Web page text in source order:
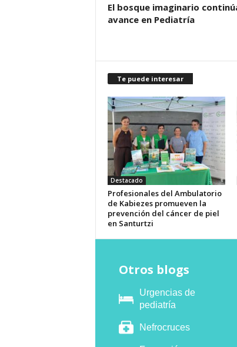
El bosque imaginario continúa su
avance en Pediatría
Te puede interesar
Destacado
Profesionales del Ambulatorio
de Kabiezes promueven la
prevención del cáncer de piel
en Santurtzi
Otros blogs
Urgencias de
pediatría
Nefrocruces